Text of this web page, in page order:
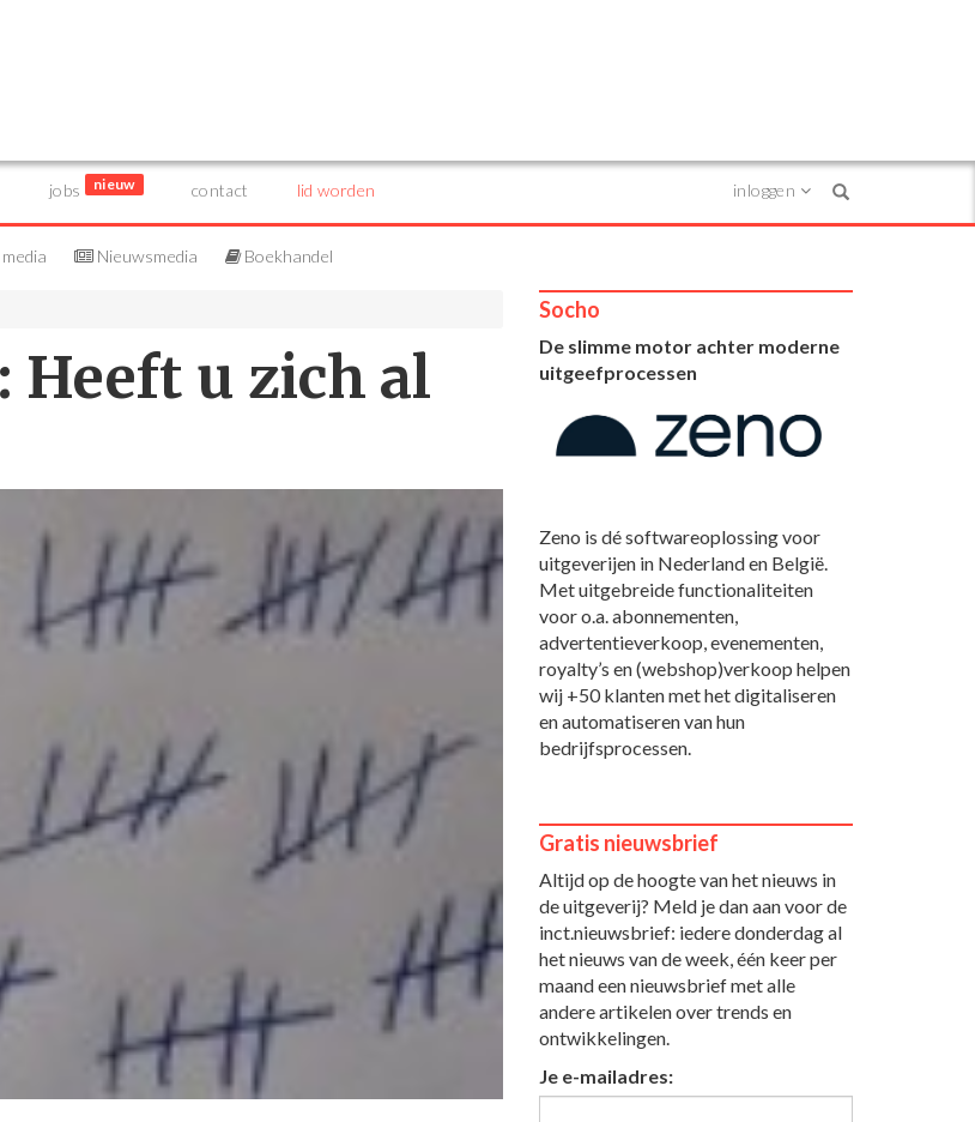
jobs nieuw contact lid worden inloggen
Nieuwsmedia Boekhandel
Heeft u zich al
Socho
De slimme motor achter moderne
uitgeefprocessen
Zeno is dé softwareoplossing voor
uitgeverijen in Nederland en België.
Met uitgebreide functionaliteiten
voor o.a. abonnementen,
advertentieverkoop, evenementen,
royalty’s en (webshop)verkoop helpen
wij +50 klanten met het digitaliseren
en automatiseren van hun
bedrijfsprocessen.
Gratis nieuwsbrief
Altijd op de hoogte van het nieuws in
de uitgeverij? Meld je dan aan voor de
inct.nieuwsbrief: iedere donderdag al
het nieuws van de week, één keer per
maand een nieuwsbrief met alle
andere artikelen over trends en
ontwikkelingen.
Je e-mailadres: